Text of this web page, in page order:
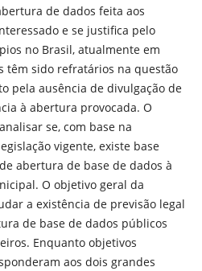
de dados feita aos
e se justifica pelo
no Brasil, atualmente em
têm sido refratários na questão
pela ausência de divulgação de
à abertura provocada. O
se, com base na
vigente, existe base
abertura de base de dados à
O objetivo geral da
a existência de previsão legal
de base de dados públicos
Enquanto objetivos
aos dois grandes